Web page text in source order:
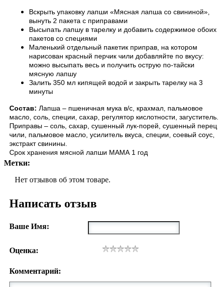
Вскрыть упаковку лапши «Мясная лапша со свининой»,
вынуть 2 пакета с приправами
Высыпать лапшу в тарелку и добавить содержимое обоих
пакетов со специями
Маленький отдельный пакетик приправ, на котором
нарисован красный перчик чили добавляйте по вкусу:
можно высыпать весь и получить острую по-тайски
мясную лапшу
Залить 350 мл кипящей водой и закрыть тарелку на 3
минуты
Cостав: Лапша – пшеничная мука в/с, крахмал, пальмовое
масло, соль, специи, сахар, регулятор кислотности, загуститель.
Приправы – соль, сахар, сушенный лук-порей, сушенный перец
чили, пальмовое масло, усилитель вкуса, специи, соевый соус,
экстракт свинины.
Срок хранения мясной лапши МАМА 1 год
Метки:
Нет отзывов об этом товаре.
Написать отзыв
Ваше Имя:
Оценка:
Комментарий: